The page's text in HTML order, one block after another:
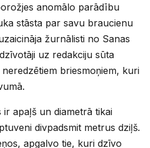
anomālo parādību
stāsta par savu braucienu
žurnālisti no Sanas
uz redakciju sūta
briesmoņiem, kuri
apaļš un diametrā tikai
divpadsmit metrus dziļš.
apgalvo tie, kuri dzīvo